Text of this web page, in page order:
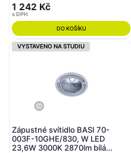
1 242 Kč
s DPH
DO KOŠÍKU
VYSTAVENO NA STUDIU
Zápustné svítidlo BASI 70-
003F-10GHE/830, W LED
23,6W 3000K 2870lm bílá